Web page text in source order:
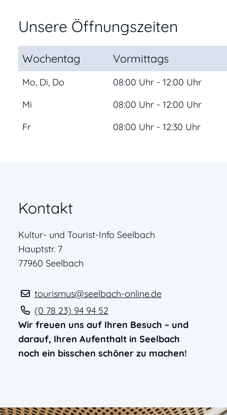
Unsere Öffnungszeiten
Wochentag Vormittags
Mo, Di, Do
08:00 Uhr - 12:00 Uhr
Mi
08:00 Uhr - 12:00 Uhr
Fr
08:00 Uhr - 12:30 Uhr
Kontakt
Kultur- und Tourist-Info Seelbach
Hauptstr. 7
77960 Seelbach
tourismus@seelbach-online.de
(0 78 23) 94 94 52
Wir freuen uns auf Ihren Besuch – und
darauf, Ihren Aufenthalt in Seelbach
noch ein bisschen schöner zu machen!